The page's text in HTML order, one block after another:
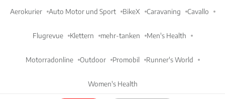
Aerokurier Auto Motor und Sport BikeX Caravaning Cavallo
Flugrevue Klettern mehr-tanken Men's Health
Motorradonline Outdoor Promobil Runner's World
Women's Health